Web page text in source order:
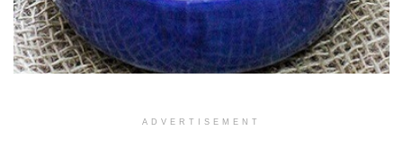
ADVERTISEMENT